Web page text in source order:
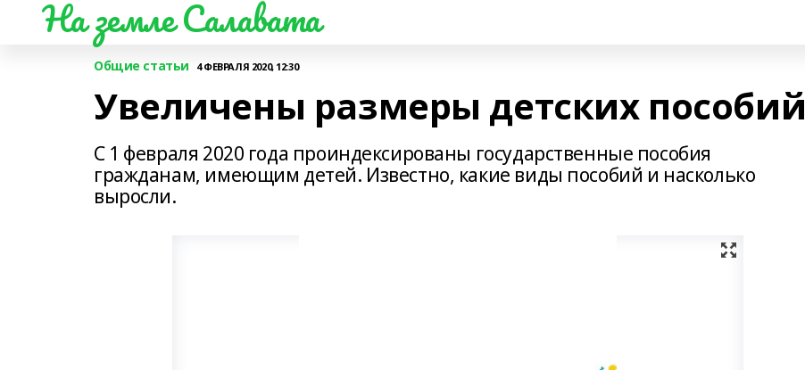
На земле Салавата
Общие статьи 4 ФЕВРАЛЯ 2020, 12:30
Увеличены размеры детских пособий
С 1 февраля 2020 года проиндексированы государственные пособия
гражданам, имеющим детей. Известно, какие виды пособий и насколько
выросли.